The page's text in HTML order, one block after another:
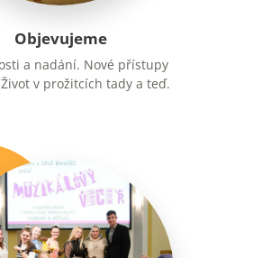
Objevujeme
a nadání. Nové přístupy
v prožitcích tady a teď.